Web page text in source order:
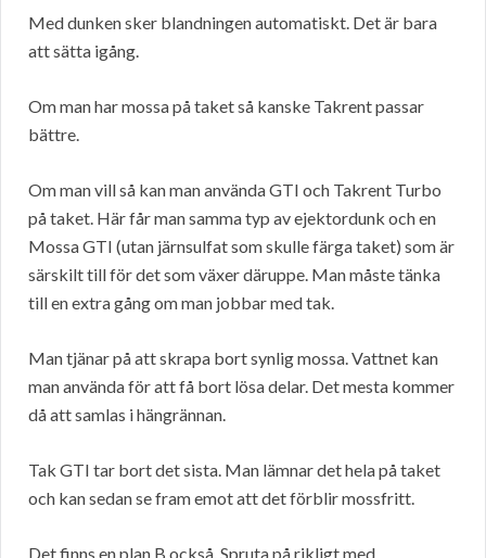
Med dunken sker blandningen automatiskt. Det är bara
att sätta igång.
Om man har mossa på taket så kanske Takrent passar
bättre.
Om man vill så kan man använda GTI och Takrent Turbo
på taket. Här får man samma typ av ejektordunk och en
Mossa GTI (utan järnsulfat som skulle färga taket) som är
särskilt till för det som växer däruppe. Man måste tänka
till en extra gång om man jobbar med tak.
Man tjänar på att skrapa bort synlig mossa. Vattnet kan
man använda för att få bort lösa delar. Det mesta kommer
då att samlas i hängrännan.
Tak GTI tar bort det sista. Man lämnar det hela på taket
och kan sedan se fram emot att det förblir mossfritt.
Det finns en plan B också. Spruta på rikligt med